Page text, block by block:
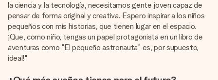
la ciencia y la tecnología, necesitamos gente joven capaz de
pensar de forma original y creativa. Espero inspirar a los niños
pequeños con mis historias, que tienen lugar en el espacio.
¡Que, como niño, tengas un papel protagonista en un libro de
aventuras como "El pequeño astronauta" es, por supuesto,
ideal!"